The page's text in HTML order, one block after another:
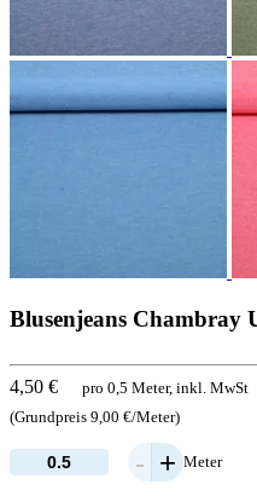
Blusenjeans Chambray
4,50 €
pro 0,5 Meter, inkl. MwSt
(Grundpreis 9,00 €/Meter)
- + Meter